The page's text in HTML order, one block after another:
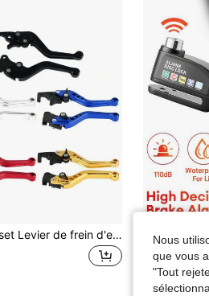
2 pièces/set Levier de frein d'embrayage CNC 6 vitesses - Poignée Bullhorn réglable, en alliage d'aluminium CNC, convient pour le système de frein à disque avant/tambour arrière/double disque, universel pour , scooter, vélo électrique, vélo tout-terrain, compatible avec Tank 200 EFI, Vitacci TANK 200, Nmax et autres modèles, accessoires de frein à disque avant et arrière pour
12,77€
Nous
que vous
"Tout